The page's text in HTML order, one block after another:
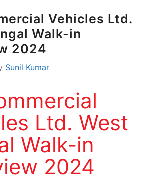
Vehicles Ltd.
Walk-in
2024
Sunil Kumar
Ltd. West
Walk-in
2024